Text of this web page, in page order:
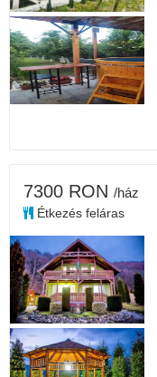
7300 RON /ház
Étkezés feláras